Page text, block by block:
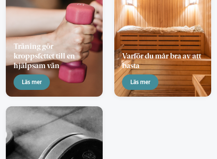
Träning gör
kroppsfettet till en
hjälpsam vän
Läs mer
Varför du mår bra av att
basta
Läs mer